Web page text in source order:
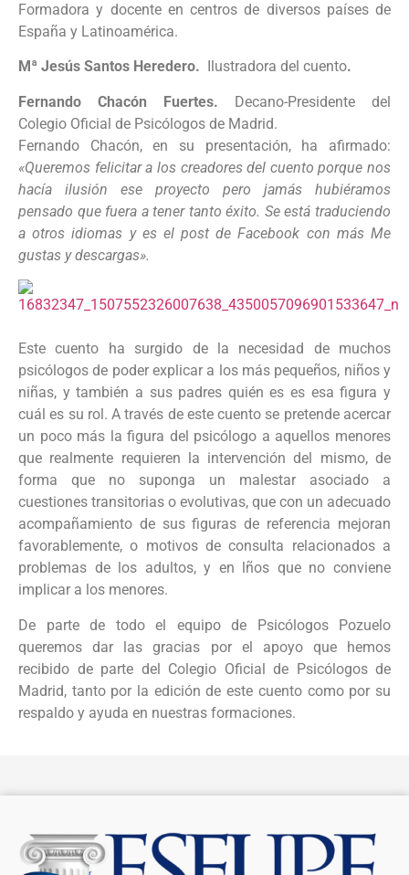
Formadora y docente en centros de diversos países de
España y Latinoamérica.
Mª Jesús Santos Heredero. Ilustradora del cuento.
Fernando Chacón Fuertes. Decano-Presidente del
Colegio Oficial de Psicólogos de Madrid.
Fernando Chacón, en su presentación, ha afirmado:
«Queremos felicitar a los creadores del cuento porque nos
hacía ilusión ese proyecto pero jamás hubiéramos
pensado que fuera a tener tanto éxito. Se está traduciendo
a otros idiomas y es el post de Facebook con más Me
gustas y descargas».
Este cuento ha surgido de la necesidad de muchos
psicólogos de poder explicar a los más pequeños, niños y
niñas, y también a sus padres quién es es esa figura y
cuál es su rol. A través de este cuento se pretende acercar
un poco más la figura del psicólogo a aquellos menores
que realmente requieren l a intervención del mismo, de
forma que no suponga un malestar asociado a
cuestiones transitorias o evolutivas, que con un adecuado
acompañamiento de sus figuras de referencia mejoran
favorablemente, o motivos de consulta relacionados a
problemas de los adultos, y en lños que no conviene
implicar a los menores.
De parte de todo el equipo de Psicólogos Pozuelo
queremos dar las gracias por el apoyo que hemos
recibido de parte del Colegio Oficial de Psicólogos de
Madrid, tanto por la edición de este cuento como por su
respaldo y ayuda en nuestras formaciones.